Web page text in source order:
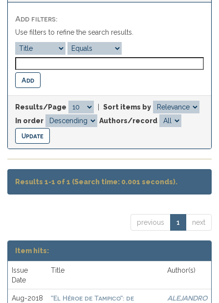
Add filters:
Use filters to refine the search results.
Results/Page
Sort items by
In order
Authors/record
Results 1-1 of 1 (Search time: 0.001 seconds).
previous 1 next
Item hits:
Issue
Date
Title Author(s)
Aug-2018
"El Héroe de Tampico": de
ALEJANDRO